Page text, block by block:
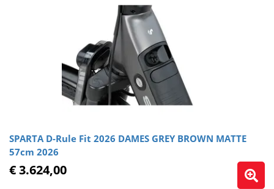
SPARTA D-Rule Fit 2026 DAMES GREY BROWN MATTE
57cm 2026
€ 3.624,00